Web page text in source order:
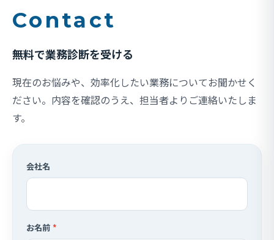
Contact
無料で業務診断を受ける
現在のお悩みや、効率化したい業務についてお聞かせく
ださい。内容を確認のうえ、担当者よりご連絡いたしま
す。
会社名
お名前 *